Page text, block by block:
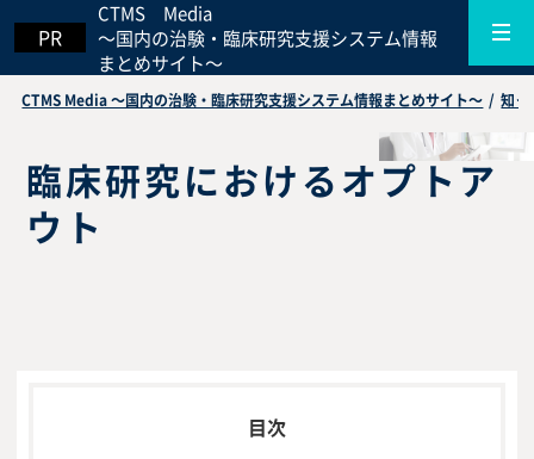
CTMS Media
～国内の治験・臨床研究支援システム情報
まとめサイト～
CTMS Media ～国内の治験・臨床研究支援システム情報まとめサイト～ / 知っ
臨床研究におけるオプトア
ウト